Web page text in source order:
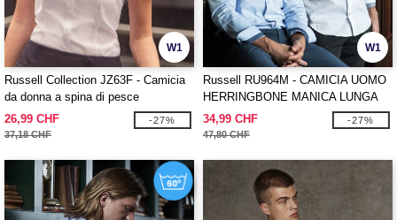
W1
Russell Collection JZ63F - Camicia
da donna a spina di pesce
26,99 CHF
37,18 CHF
-27%
W1
Russell RU964M - CAMICIA UOMO
HERRINGBONE MANICA LUNGA
34,99 CHF
47,80 CHF
-27%